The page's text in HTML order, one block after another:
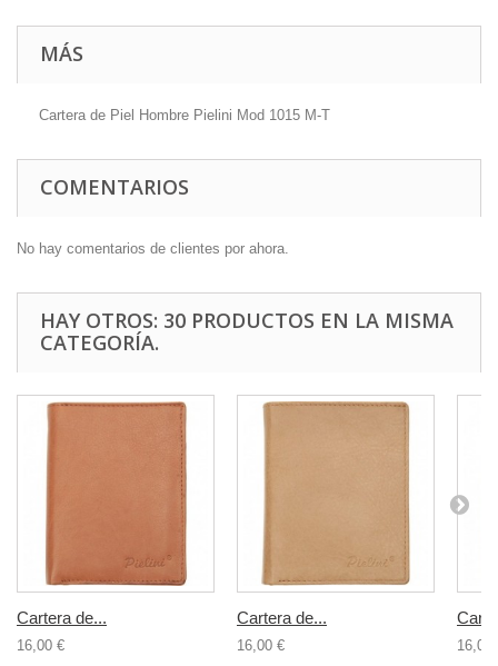
MÁS
Cartera de Piel Hombre Pielini Mod 1015 M-T
COMENTARIOS
No hay comentarios de clientes por ahora.
HAY OTROS: 30 PRODUCTOS EN LA MISMA
CATEGORÍA.
Cartera de...
16,00 €
Cartera de...
16,00 € 16,00